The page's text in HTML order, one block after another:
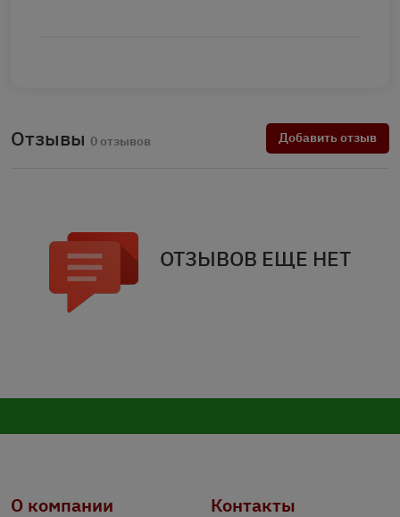
Отзывы 0 отзывов Добавить отзыв
ОТЗЫВОВ ЕЩЕ НЕТ
О компании Контакты